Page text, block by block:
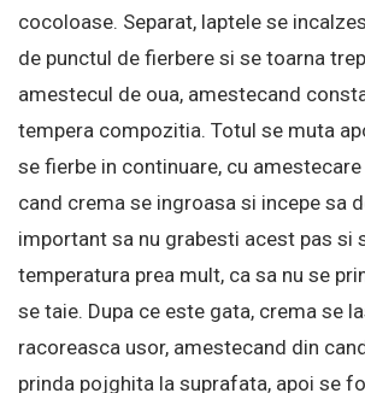
cocoloase. Separat, laptele se
de punctul de fierbere si se toarna
amestecul de oua, amestecand
tempera compozitia. Totul se muta
se fierbe in continuare, cu
cand crema se ingroasa si incepe sa
important sa nu grabesti acest pas si
temperatura prea mult, ca sa nu se
se taie. Dupa ce este gata, crema se
racoreasca usor, amestecand din
prinda pojghita la suprafata, apoi se